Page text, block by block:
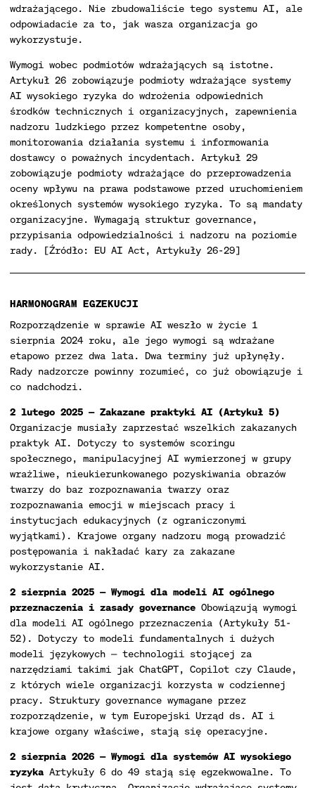
wdrażającego. Nie zbudowaliście tego systemu AI, ale
odpowiadacie za to, jak wasza organizacja go
wykorzystuje.
Wymogi wobec podmiotów wdrażających są istotne.
Artykuł 26 zobowiązuje podmioty wdrażające systemy
AI wysokiego ryzyka do wdrożenia odpowiednich
środków technicznych i organizacyjnych, zapewnienia
nadzoru ludzkiego przez kompetentne osoby,
monitorowania działania systemu i informowania
dostawcy o poważnych incydentach. Artykuł 29
zobowiązuje podmioty wdrażające do przeprowadzenia
oceny wpływu na prawa podstawowe przed uruchomieniem
określonych systemów wysokiego ryzyka. To są mandaty
organizacyjne. Wymagają struktur governance,
przypisania odpowiedzialności i nadzoru na poziomie
rady. [Źródło: EU AI Act, Artykuły 26-29]
HARMONOGRAM EGZEKUCJI
Rozporządzenie w sprawie AI weszło w życie 1
sierpnia 2024 roku, ale jego wymogi są wdrażane
etapowo przez dwa lata. Dwa terminy już upłynęły.
Rady nadzorcze powinny rozumieć, co już obowiązuje i
co nadchodzi.
2 lutego 2025 — Zakazane praktyki AI (Artykuł 5)
Organizacje musiały zaprzestać wszelkich zakazanych
praktyk AI. Dotyczy to systemów scoringu
społecznego, manipulacyjnej AI wymierzonej w grupy
wrażliwe, nieukierunkowanego pozyskiwania obrazów
twarzy do baz rozpoznawania twarzy oraz
rozpoznawania emocji w miejscach pracy i
instytucjach edukacyjnych (z ograniczonymi
wyjątkami). Krajowe organy nadzoru mogą prowadzić
postępowania i nakładać kary za zakazane
wykorzystanie AI.
2 sierpnia 2025 — Wymogi dla modeli AI ogólnego
przeznaczenia i zasady governance Obowiązują wymogi
dla modeli AI ogólnego przeznaczenia (Artykuły 51-
52). Dotyczy to modeli fundamentalnych i dużych
modeli językowych — technologii stojącej za
narzędziami takimi jak ChatGPT, Copilot czy Claude,
z których wiele organizacji korzysta w codziennej
pracy. Struktury governance wymagane przez
rozporządzenie, w tym Europejski Urząd ds. AI i
krajowe organy właściwe, stają się operacyjne.
2 sierpnia 2026 — Wymogi dla systemów AI wysokiego
ryzyka Artykuły 6 do 49 stają się egzekwowalne. To